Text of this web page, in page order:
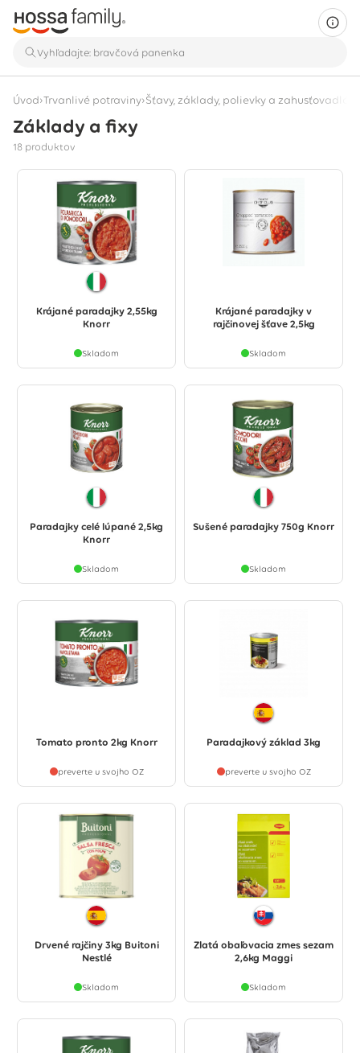
Úvod›Trvanlivé potraviny›Šťavy, základy, polievky a zahusťovadlá
Základy a fixy
18 produktov
Krájané paradajky 2,55kg
Knorr
Skladom
Krájané paradajky v
rajčinovej šťave 2,5kg
Skladom
Paradajky celé lúpané 2,5kg
Knorr
Skladom
Sušené paradajky 750g Knorr
Skladom
Tomato pronto 2kg Knorr
preverte u svojho OZ
Paradajkový základ 3kg
preverte u svojho OZ
Drvené rajčiny 3kg Buitoni
Nestlé
Skladom
Zlatá obaľovacia zmes sezam
2,6kg Maggi
Skladom